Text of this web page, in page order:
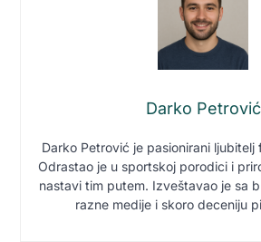
Darko Petrović
Darko Petrović je pasionirani ljubitelj
Odrastao je u sportskoj porodici i
nastavi tim putem. Izveštavao je sa
razne medije i skoro deceniju